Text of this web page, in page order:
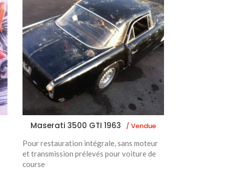
Maserati 3500 GTI 1963 / Vendue
Pour restauration intégrale, sans moteur
et transmission prélevés pour voiture de
course